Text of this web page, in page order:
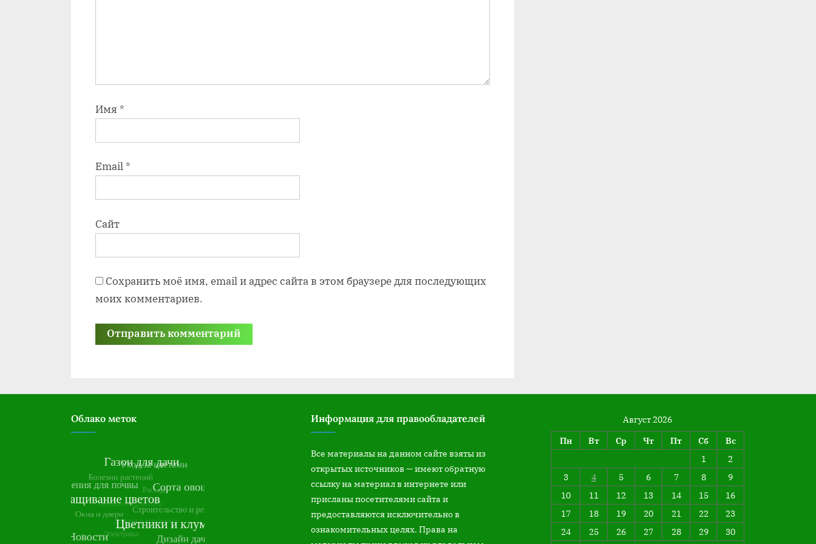
Имя *
Email*
Сайт
Сохранить моё имя, email и адрес сайта в этом браузере для последующих
моих комментариев.
Облако меток Информация для правообладателей
Все материалы на данном сайте взяты из
открытых источников — имеют обратную
ссылку на материал в интернете или
присланы посетителями сайта и
предоставляются исключительно в
ознакомительных целях. Права на
Август 2026
Пн
Вт Ср Чт Пт Сб
Вс
1
2
3
4 5 6 7 8
9
10
11 12 13 14 15
16
17
18 19 20 21 22
23
24
25 26 27 28 29
30